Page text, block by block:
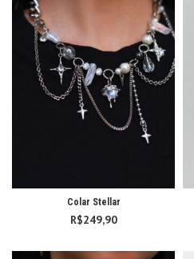
Colar Stellar
R$249,90